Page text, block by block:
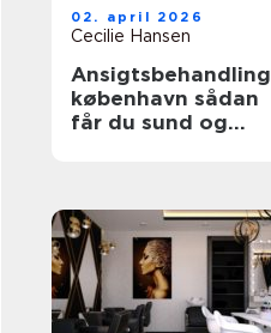
02. april 2026
Cecilie Hansen
Ansigtsbehandling
københavn sådan
får du sund og